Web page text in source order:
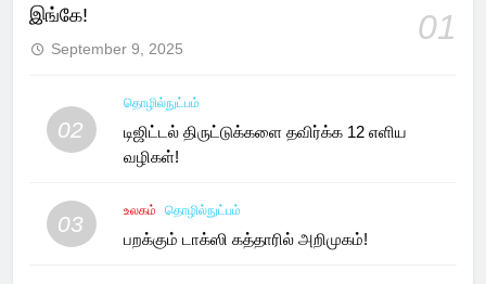
இங்கே!
01
September 9, 2025
02
தொழில்நுட்பம்
டிஜிட்டல் திருட்டுக்களை தவிர்க்க 12 எளிய
வழிகள்!
03
உலகம் தொழில்நுட்பம்
பறக்கும் டாக்ஸி கத்தாரில் அறிமுகம்!